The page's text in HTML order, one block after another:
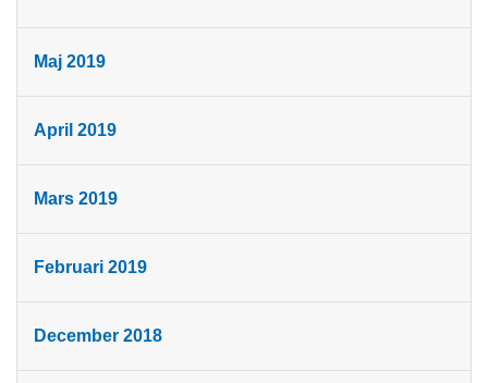
Maj 2019
April 2019
Mars 2019
Februari 2019
December 2018